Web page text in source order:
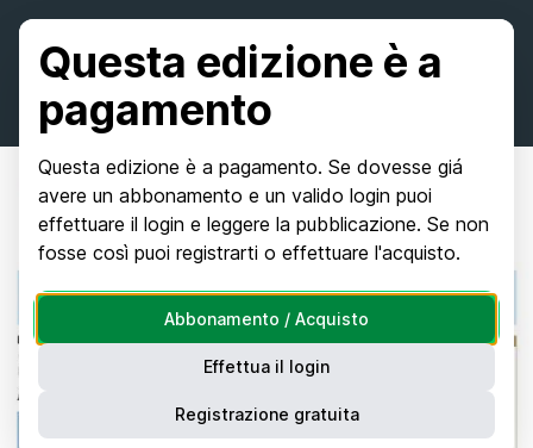
Questa edizione è a
pagamento
Questa edizione è a pagamento. Se dovesse giá
avere un abbonamento e un valido login puoi
effettuare il login e leggere la pubblicazione. Se non
fosse così puoi registrarti o effettuare l'acquisto.
Abbonamento / Acquisto
Effettua il login
Registrazione gratuita